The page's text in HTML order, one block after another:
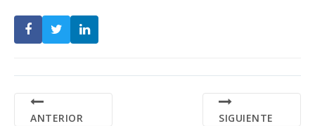
ANTERIOR SIGUIENTE